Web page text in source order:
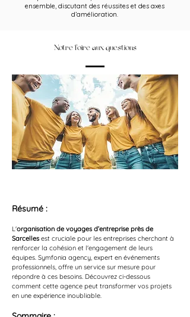
ensemble, discutant des réussites et des axes
d’amélioration.
Notre foire aux questions
Résumé :
L'organisation de voyages d’entreprise près de
Sarcelles est cruciale pour les entreprises cherchant à
renforcer la cohésion et l'engagement de leurs
équipes. Symfonia agency, expert en événements
professionnels, offre un service sur mesure pour
répondre à ces besoins. Découvrez ci-dessous
comment cette agence peut transformer vos projets
en une expérience inoubliable.